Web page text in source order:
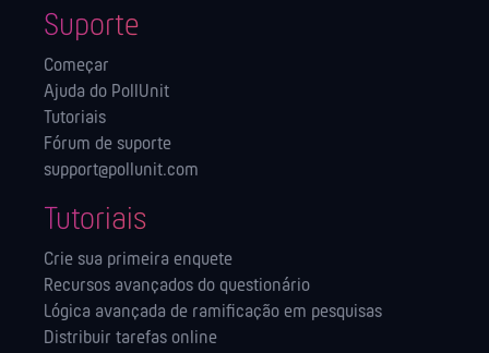
Suporte
Começar
Ajuda do PollUnit
Tutoriais
Fórum de suporte
support@pollunit.com
Tutoriais
Crie sua primeira enquete
Recursos avançados do questionário
Lógica avançada de ramificação em pesquisas
Distribuir tarefas online